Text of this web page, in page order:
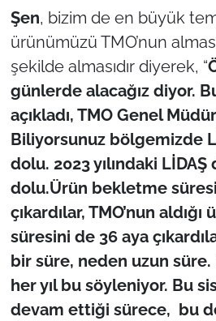
Şen, bizim de en büyük
ürünümüzü TMO’nun
şekilde almasıdır diyerek, “
günlerde alacağız diyor.
açıkladı, TMO Genel
Biliyorsunuz bölgemizde
dolu. 2023 yılındaki LİDAŞ
dolu.Ürün bekletme
çıkardılar, TMO’nun
süresini de 36 aya
bir süre, neden uzun
her yıl bu söyleniyor. Bu
devam ettiği sürece, bu